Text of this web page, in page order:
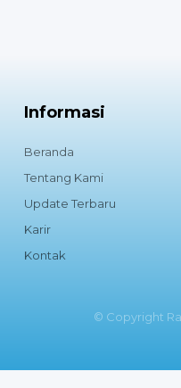
Informasi
Beranda
Tentang Kami
Update Terbaru
Karir
Kontak
© Copyright